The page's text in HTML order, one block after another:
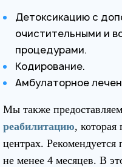
Детоксикацию с
очистительными и
процедурами.
Кодирование.
Амбулаторное
Мы также
реабилитацию, которая
центрах.
не менее 4 месяцев. В